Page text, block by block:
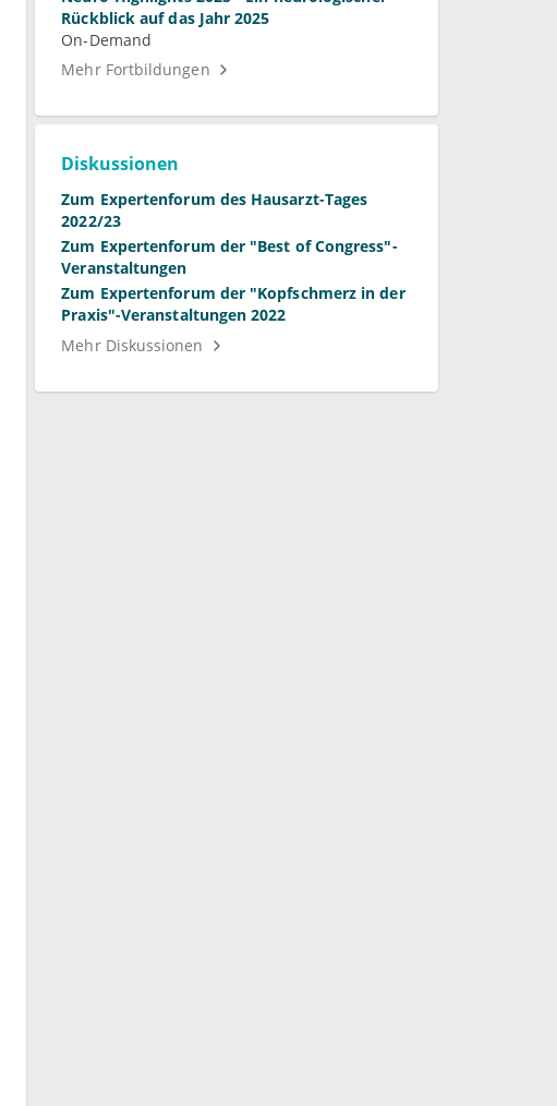
Rückblick auf das Jahr 2025
On-Demand
Mehr Fortbildungen
Diskussionen
Zum Expertenforum des Hausarzt-Tages
2022/23
Zum Expertenforum der "Best of Congress"-
Veranstaltungen
Zum Expertenforum der "Kopfschmerz in der
Praxis"-Veranstaltungen 2022
Mehr Diskussionen